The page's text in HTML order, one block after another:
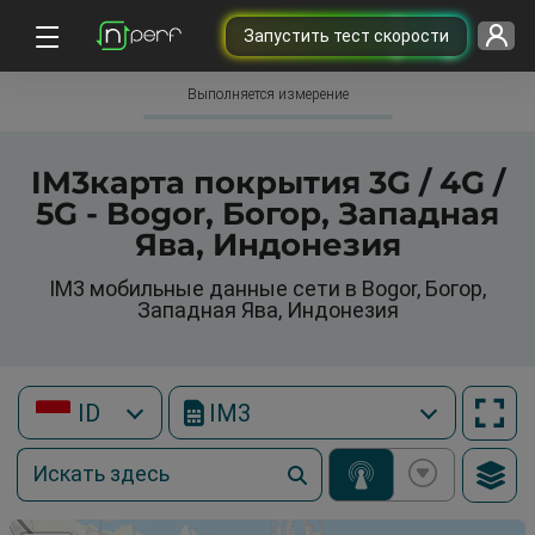
Запустить тест скорости
Выполняется измерение
IM3карта покрытия 3G / 4G /
5G - Bogor, Богор, Западная
Ява, Индонезия
IM3 мобильные данные сети в Bogor, Богор,
Западная Ява, Индонезия
ID IM3